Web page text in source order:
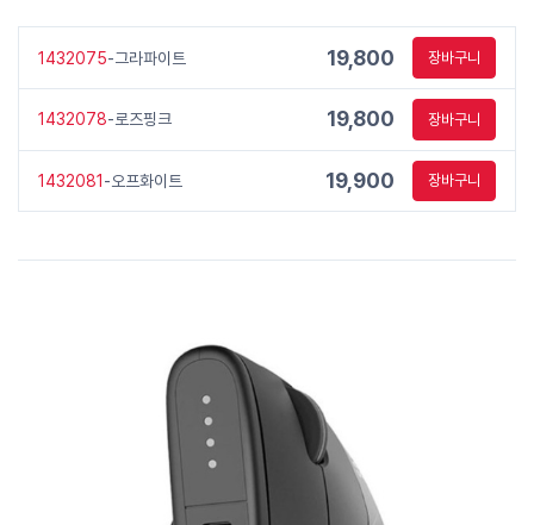
1432075-그라파이트 19,800 장바구니
1432078-로즈핑크 19,800 장바구니
1432081 -오프화이트 19,900 장바구니